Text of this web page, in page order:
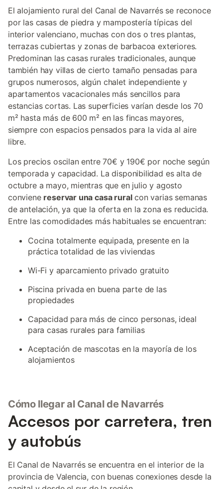
El alojamiento rural del Canal de Navarrés se reconoce
por las casas de piedra y mampostería típicas del
interior valenciano, muchas con dos o tres plantas,
terrazas cubiertas y zonas de barbacoa exteriores.
Predominan las casas rurales tradicionales, aunque
también hay villas de cierto tamaño pensadas para
grupos numerosos, algún chalet independiente y
apartamentos vacacionales más sencillos para
estancias cortas. Las superficies varían desde los 70
m² hasta más de 600 m² en las fincas mayores,
siempre con espacios pensados para la vida al aire
libre.
Los precios oscilan entre 70€ y 190€ por noche según
temporada y capacidad. La disponibilidad es alta de
octubre a mayo, mientras que en julio y agosto
conviene reservar una casa ruralcon varias semanas
de antelación, ya que la oferta en la zona es reducida.
Entre las comodidades más habituales se encuentran:
Cocina totalmente equipada, presente en la
práctica totalidad de las viviendas
Wi-Fi y aparcamiento privado gratuito
Piscina privada en buena parte de las
propiedades
Capacidad para más de cinco personas, ideal
para casas rurales para familias
Aceptación de mascotas en la mayoría de los
alojamientos
Cómo llegar al Canal de Navarrés
Accesos por carretera, tren
y autobús
El Canal de Navarrés se encuentra en el interior de la
provincia de Valencia, con buenas conexiones desde la